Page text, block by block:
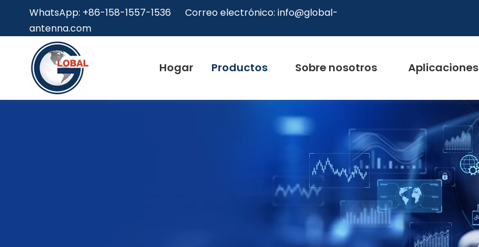
WhatsApp: +86-158-1557-1536 Correo electrónico: info@global-
antenna.com
Hogar Productos Sobre nosotros Aplicaciones